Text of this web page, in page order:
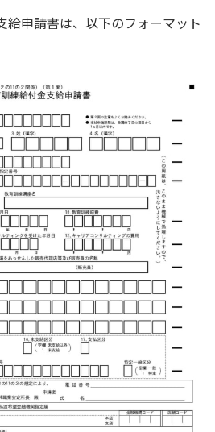
給申請書は、以下のフォーマット